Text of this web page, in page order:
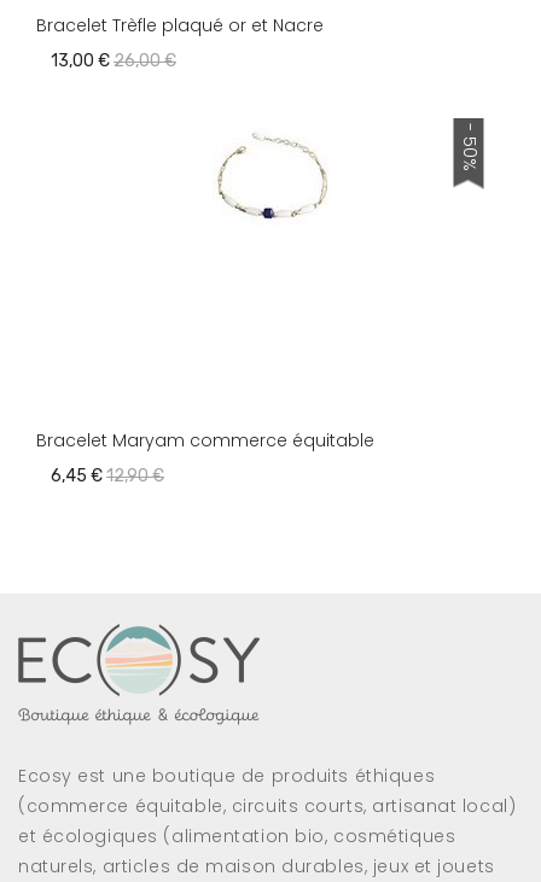
Bracelet Trèfle plaqué or et Nacre
13,00 €26,00 €
- 50%
Bracelet Maryam commerce équitable
6,45 €12,90 €
Ecosy est une boutique de produits éthiques
(commerce équitable, circuits courts, artisanat local)
et écologiques (alimentation bio, cosmétiques
naturels, articles de maison durables, jeux et jouets